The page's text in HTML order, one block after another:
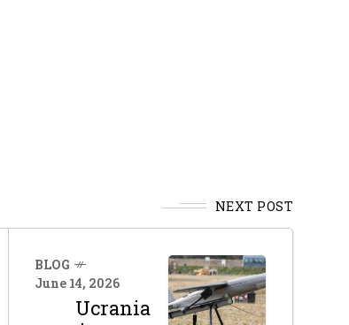
NEXT POST
BLOG
June 14, 2026
Ucrania